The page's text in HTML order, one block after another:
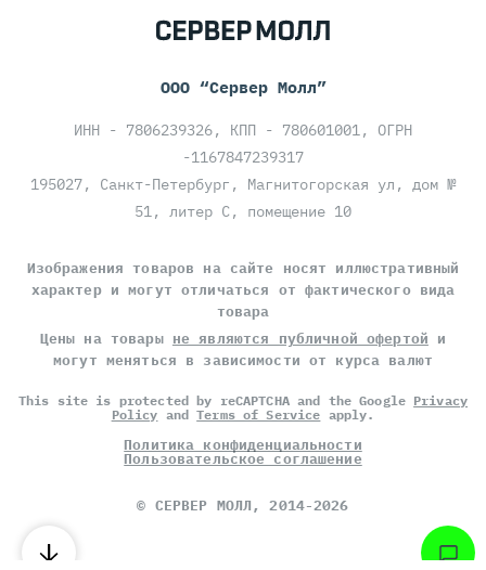
ООО “Сервер Молл”
ИНН - 7806239326, КПП - 780601001, ОГРН
-1167847239317
195027, Санкт-Петербург, Магнитогорская ул, дом №
51, литер С, помещение 10
Изображения товаров на сайте носят иллюстративный
характер и могут отличаться от фактического вида
товара
Цены на товары не являются публичной офертой и
могут меняться в зависимости от курса валют
This site is protected by reCAPTCHA and the Google Privacy
Policy andTerms of Service apply.
Политика конфиденциальности
Пользовательское соглашение
© СЕРВЕР МОЛЛ, 2014-2026